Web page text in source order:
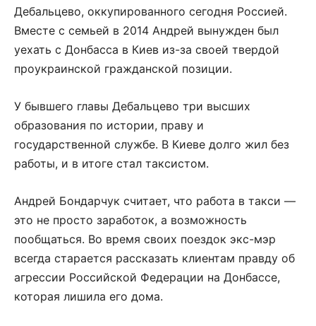
Дебальцево, оккупированного сегодня Россией.
Вместе с семьей в 2014 Андрей вынужден был
уехать с Донбасса в Киев из-за своей твердой
проукраинской гражданской позиции.
У бывшего главы Дебальцево три высших
образования по истории, праву и
государственной службе. В Киеве долго жил без
работы, и в итоге стал таксистом.
Андрей Бондарчук считает, что работа в такси —
это не просто заработок, а возможность
пообщаться. Во время своих поездок экс-мэр
всегда старается рассказать клиентам правду об
агрессии Российской Федерации на Донбассе,
которая лишила его дома.